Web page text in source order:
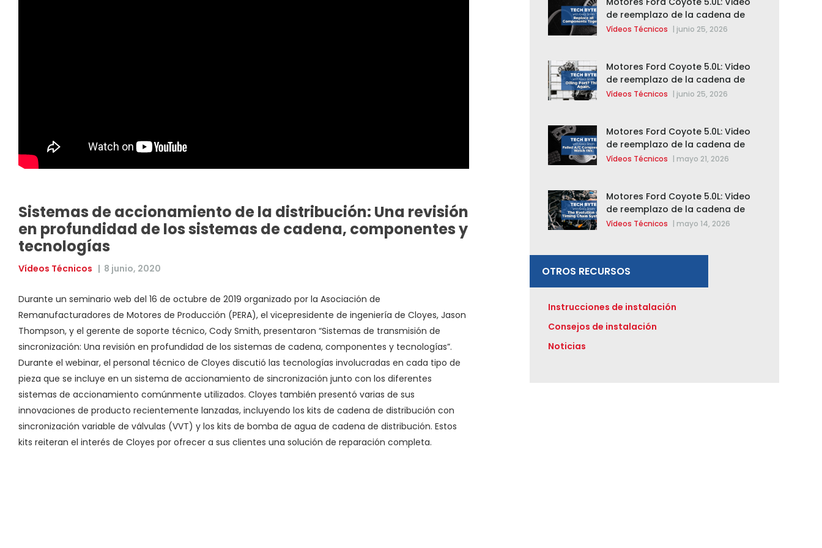
Sistemas de accionamiento de la distribución: Una revisión
en profundidad de los sistemas de cadena, componentes y
tecnologías
Vídeos Técnicos | 8 junio, 2020
Durante un seminario web del 16 de octubre de 2019 organizado por la Asociación de
Remanufacturadores de Motores de Producción (PERA), el vicepresidente de ingeniería de Cloyes, Jason
Thompson, y el gerente de soporte técnico, Cody Smith, presentaron “Sistemas de transmisión de
sincronización: Una revisión en profundidad de los sistemas de cadena, componentes y tecnologías”.
Durante el webinar, el personal técnico de Cloyes discutió las tecnologías involucradas en cada tipo de
pieza que se incluye en un sistema de accionamiento de sincronización junto con los diferentes
sistemas de accionamiento comúnmente utilizados. Cloyes también presentó varias de sus
innovaciones de producto recientemente lanzadas, incluyendo los kits de cadena de distribución con
sincronización variable de válvulas (VVT) y los kits de bomba de agua de cadena de distribución. Estos
kits reiteran el interés de Cloyes por ofrecer a sus clientes una solución de reparación completa.
de reemplazo de la cadena de
distribución de la F-150 2015 –
Vídeos Técnicos | junio 25, 2026
Motores Ford Coyote 5.0L: Video
de reemplazo de la cadena de
distribución de la F-150 2015 –
Vídeos Técnicos | junio 25, 2026
Motores Ford Coyote 5.0L: Video
de reemplazo de la cadena de
distribución de la F-150 2015 –
Vídeos Técnicos | mayo 21, 2026
Motores Ford Coyote 5.0L: Video
de reemplazo de la cadena de
distribución de la F-150 2015 –
Vídeos Técnicos | mayo 14, 2026
OTROS RECURSOS
Instrucciones de instalación
Consejos de instalación
Noticias